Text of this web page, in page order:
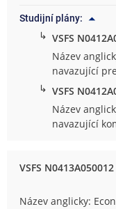
Studijní plány:
↳ VSFS
Název
navazující
↳ VSFS
Název
navazující
VSFS
Název anglicky: